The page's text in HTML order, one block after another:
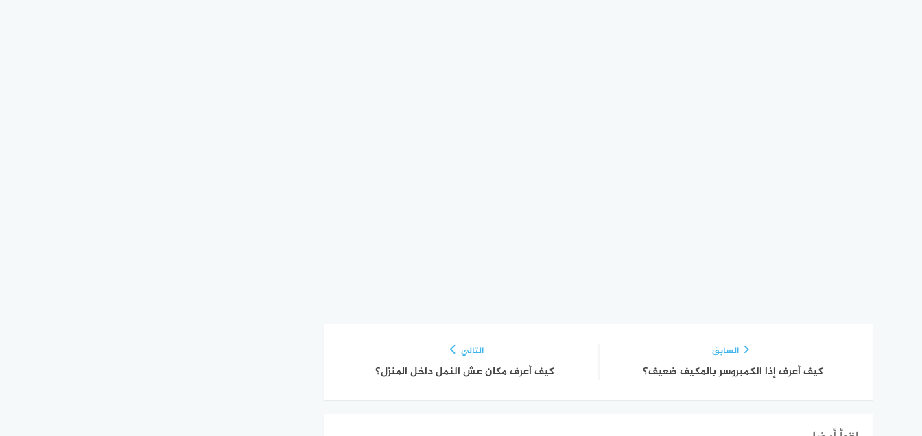
السابق
كيف أعرف إذا الكمبروسر بالمكيف ضعيف؟
التالي
كيف أعرف مكان عش النمل داخل المنزل؟